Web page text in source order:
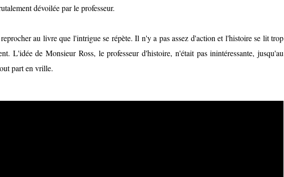
dévoilée par le professeur.
au livre que l'intrigue se répète. Il n'y a pas assez d'action et l'histoire se lit trop
L'idée de Monsieur Ross, le professeur d'histoire, n'était pas inintéressante, jusqu'au
part en vrille.